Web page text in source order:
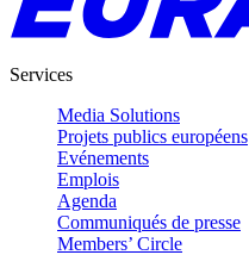
Services
Media Solutions
Projets publics européens
Evénements
Emplois
Agenda
Communiqués de presse
Members’ Circle